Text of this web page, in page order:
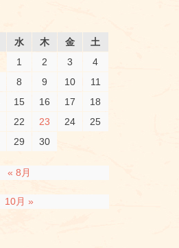
水 木 金
土
1
2 3
4
8 9 10
11
15 16 17
18
22 23 24
25
29 30
« 8月
10月 »